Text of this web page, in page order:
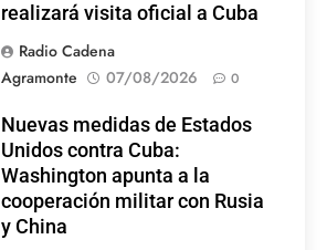
realizará visita oficial a Cuba
Radio Cadena
Agramonte
07/08/2026 0
Nuevas medidas de Estados
Unidos contra Cuba:
Washington apunta a la
cooperación militar con Rusia
y China